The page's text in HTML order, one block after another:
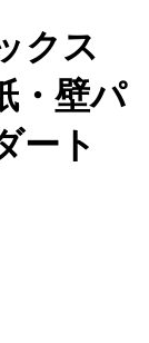
クス
・壁パ
ート